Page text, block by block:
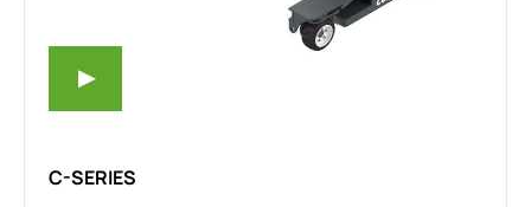
C-SERIES